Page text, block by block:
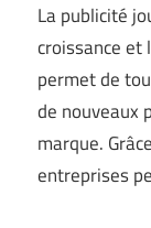
La publicité
croissance et
permet de
de nouveaux
marque.
entreprises